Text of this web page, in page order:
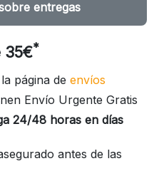
entregas
35€*
página de envíos
Envío Urgente Gratis
24/48 horas en días
antes de las